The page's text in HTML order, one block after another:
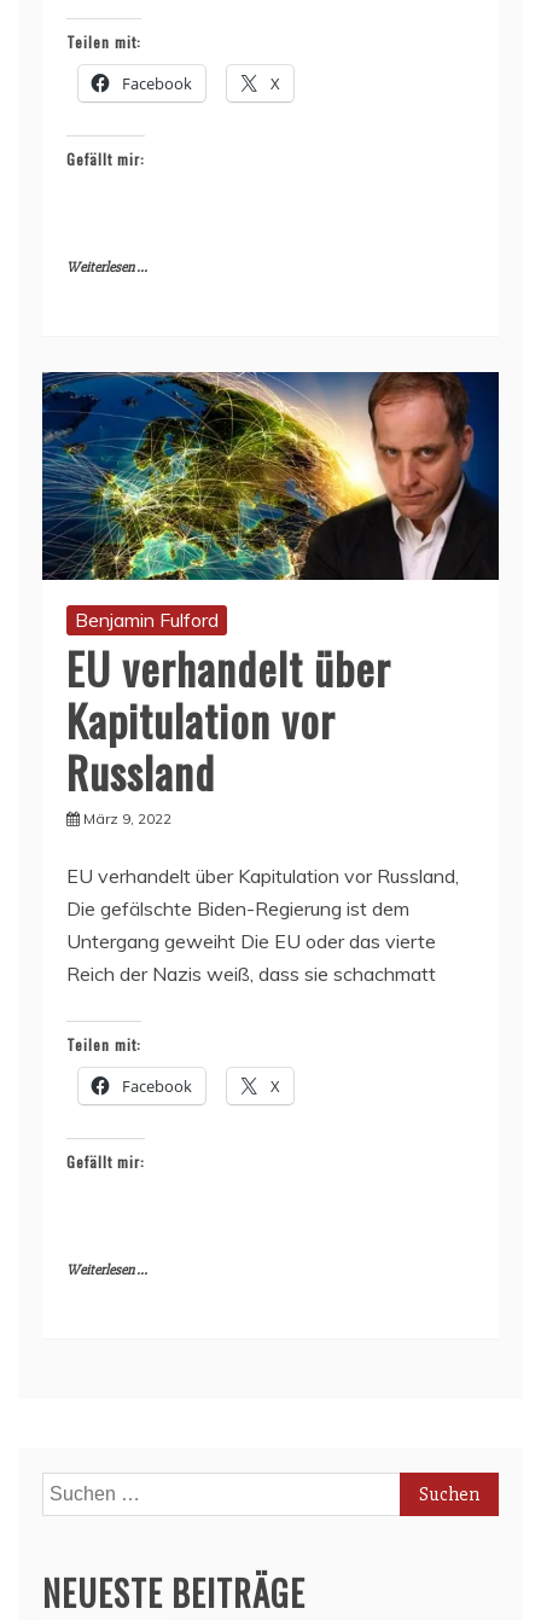
Teilen mit:
Facebook X
Gefällt mir:
Weiterlesen ...
Benjamin Fulford
EU verhandelt über
Kapitulation vor
Russland
März 9, 2022
EU verhandelt über Kapitulation vor Russland,
Die gefälschte Biden-Regierung ist dem
Untergang geweiht Die EU oder das vierte
Reich der Nazis weiß, dass sie schachmatt
Teilen mit:
Facebook X
Gefällt mir:
Weiterlesen ...
Suchen
nach:
NEUESTE BEITRÄGE